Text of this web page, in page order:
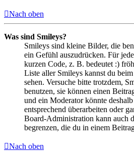
Nach oben
Was sind Smileys?
Smileys sind kleine Bilder, die
ein Gefühl auszudrücken. Für
kurzen Code, z. B. bedeutet :)
Liste aller Smileys kannst du
sehen. Versuche bitte trotzdem,
benutzen, sie können einen
und ein Moderator könnte
entsprechend überarbeiten oder
Board-Administration kann auch
begrenzen, die du in einem
Nach oben